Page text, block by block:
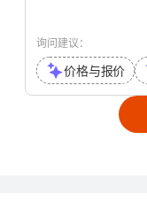
询问建议：
价格与报价